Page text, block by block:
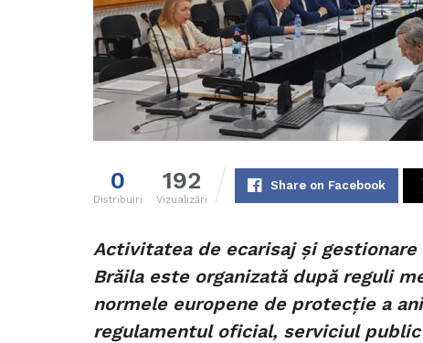
0
Distribuiri
192
Vizualizări
Share on Facebook
Activitatea de ecarisaj și
Brăila este organizată după reguli
normele europene de protecție a
regulamentul oficial, serviciul